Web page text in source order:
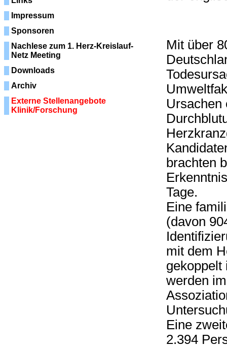
Impressum
Sponsoren
Nachlese zum 1. Herz-Kreislauf-
Netz Meeting
Downloads
Archiv
Externe Stellenangebote
Klinik/Forschung
Mit über
Ursachen
brachten
Tage.
Eine
(davon
mit dem
gekoppelt
werden
Eine
2.394